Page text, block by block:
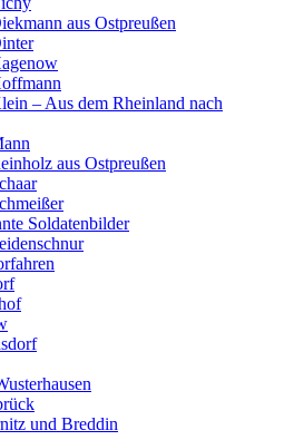
aus Ostpreußen
– Aus dem Rheinland nach
aus Ostpreußen
Soldatenbilder
und Breddin